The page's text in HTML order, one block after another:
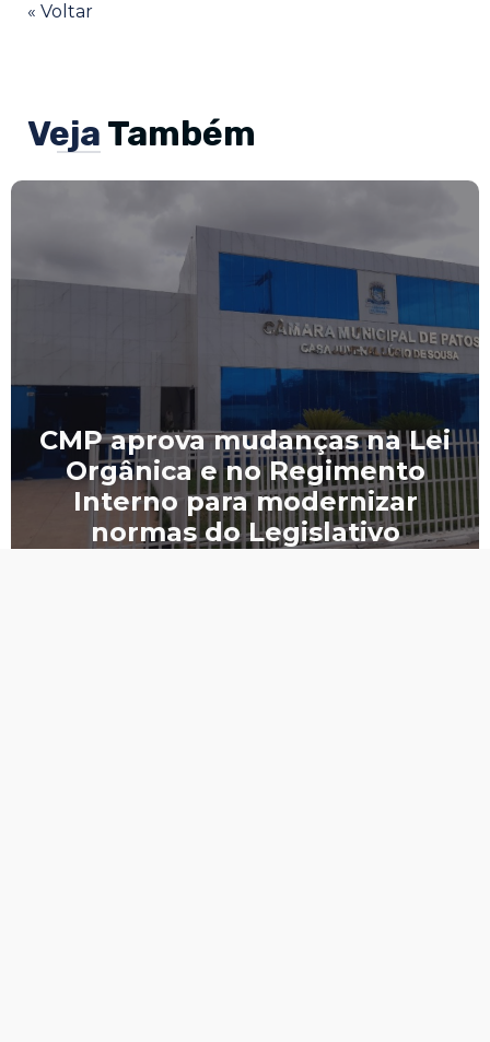
« Voltar
Veja Também
CMP aprova mudanças na Lei
Orgânica e no Regimento
Interno para modernizar
normas do Legislativo